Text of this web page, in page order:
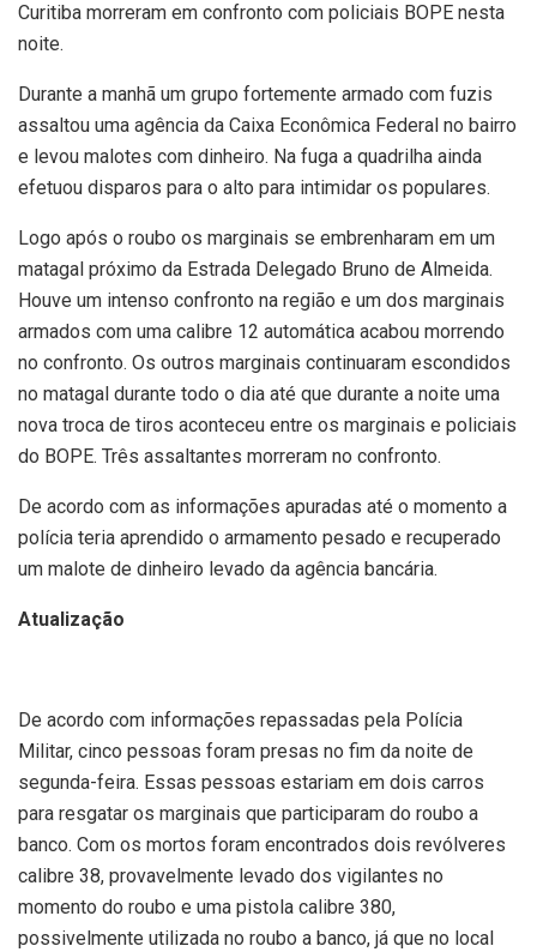
Curitiba morreram em confronto com policiais BOPE nesta
noite.
Durante a manhã um grupo fortemente armado com fuzis
assaltou uma agência da Caixa Econômica Federal no bairro
e levou malotes com dinheiro. Na fuga a quadrilha ainda
efetuou disparos para o alto para intimidar os populares.
Logo após o roubo os marginais se embrenharam em um
matagal próximo da Estrada Delegado Bruno de Almeida.
Houve um intenso confronto na região e um dos marginais
armados com uma calibre 12 automática acabou morrendo
no confronto. Os outros marginais continuaram escondidos
no matagal durante todo o dia até que durante a noite uma
nova troca de tiros aconteceu entre os marginais e policiais
do BOPE. Três assaltantes morreram no confronto.
De acordo com as informações apuradas até o momento a
polícia teria aprendido o armamento pesado e recuperado
um malote de dinheiro levado da agência bancária.
Atualização
De acordo com informações repassadas pela Polícia
Militar, cinco pessoas foram presas no fim da noite de
segunda-feira. Essas pessoas estariam em dois carros
para resgatar os marginais que participaram do roubo a
banco. Com os mortos foram encontrados dois revólveres
calibre 38, provavelmente levado dos vigilantes no
momento do roubo e uma pistola calibre 380,
possivelmente utilizada no roubo a banco, já que no local